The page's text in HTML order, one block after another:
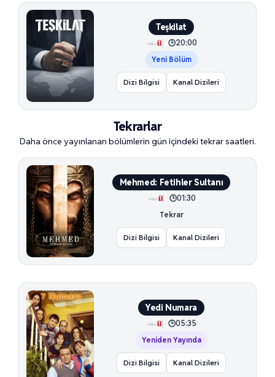
Teşkilat
20:00
Yeni Bölüm
Dizi Bilgisi Kanal Dizileri
Tekrarlar
Daha önce yayınlanan bölümlerin gün içindeki tekrar saatleri.
Mehmed: Fetihler Sultanı
01:30
Tekrar
Dizi Bilgisi Kanal Dizileri
Yedi Numara
05:35
Yeniden Yayında
Dizi Bilgisi Kanal Dizileri